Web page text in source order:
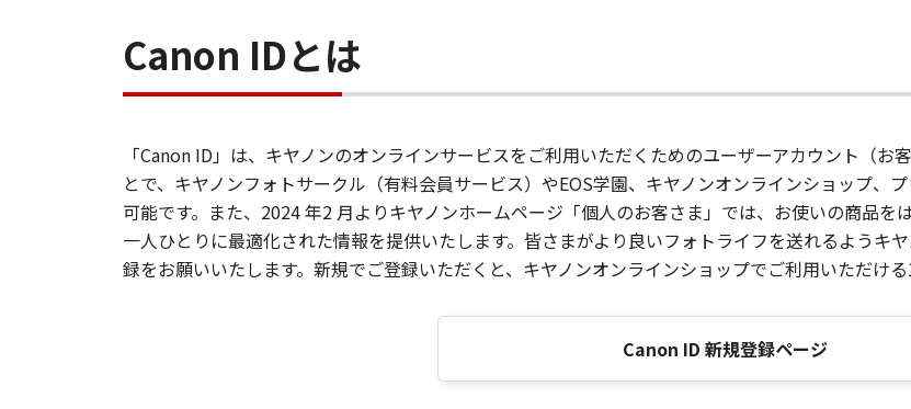
Canon IDとは
「Canon ID」は、キヤノンのオンラインサービスをご利用いただくためのユーザーアカウント（
とで、キヤノンフォトサークル（有料会員サービス）やEOS学園、キヤノンオンラインショップ、
可能です。また、2024 年2 月よりキヤノンホームページ「個人のお客さま」では、お使いの商品
一人ひとりに最適化された情報を提供いたします。皆さまがより良いフォトライフを送れるようキ
録をお願いいたします。新規でご登録いただくと、キヤノンオンラインショップでご利用いただけ
Canon ID 新規登録ページ